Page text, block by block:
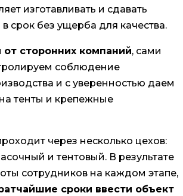
изготавливать и сдавать
срок без ущерба для качества.
от сторонних компаний, сами
соблюдение
и с уверенностью даем
тенты и крепежные
через несколько цехов:
и тентовый. В результате
сотрудников на каждом этапе,
сроки ввести объект